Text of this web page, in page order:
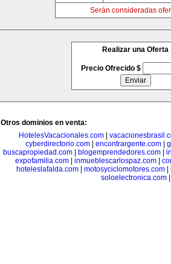
Serán consideradas
Realizar una Oferta
Precio Ofrecido $
Otros dominios en venta:
HotelesVacacionales.com|
cyberdirectorio.com| encontrargente.com|
buscapropiedad.com| blogemprendedores.com|
expofamilia.com| inmueblescarlospaz.com|
hoteleslafalda.com| motosyciclomotores.com|
soloelectronica.com|